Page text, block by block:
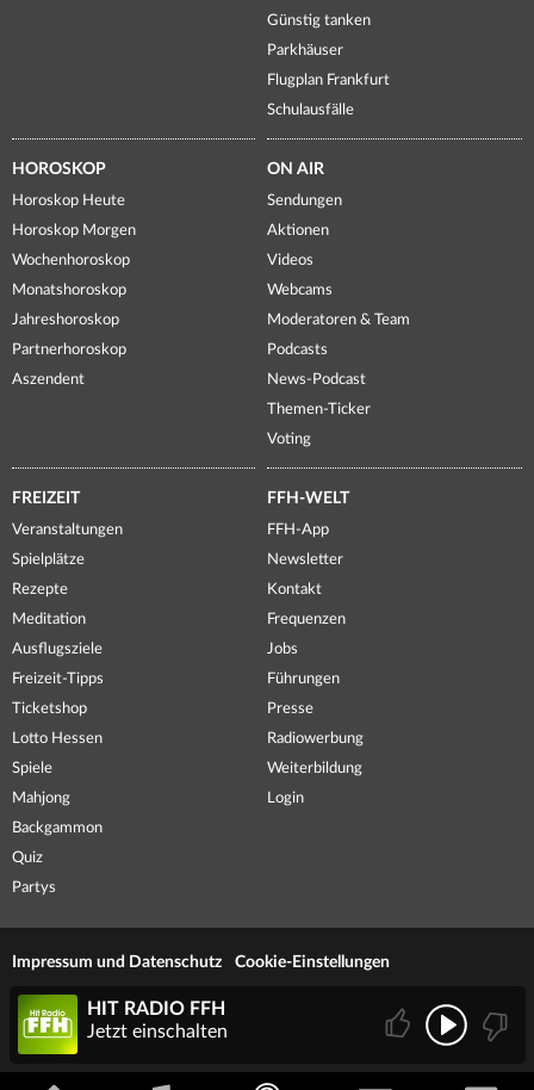
Günstig tanken
Parkhäuser
Flugplan Frankfurt
Schulausfälle
HOROSKOP
Horoskop Heute
Horoskop Morgen
Wochenhoroskop
Monatshoroskop
Jahreshoroskop
Partnerhoroskop
Aszendent
ON AIR
Sendungen
Aktionen
Videos
Webcams
Moderatoren & Team
Podcasts
News-Podcast
Themen-Ticker
Voting
FREIZEIT
Veranstaltungen
Spielplätze
Rezepte
Meditation
Ausflugsziele
Freizeit-Tipps
Ticketshop
Lotto Hessen
Spiele
Mahjong
Backgammon
Quiz
Partys
FFH-WELT
FFH-App
Newsletter
Kontakt
Frequenzen
Jobs
Führungen
Presse
Radiowerbung
Weiterbildung
Login
Impressum und Datenschutz Cookie-Einstellungen
HIT RADIO FFH
Jetzt einschalten